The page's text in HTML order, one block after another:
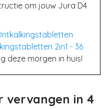
om jouw Jura D4
2in1 - 36
deze morgen in huis!
vervangen in 4